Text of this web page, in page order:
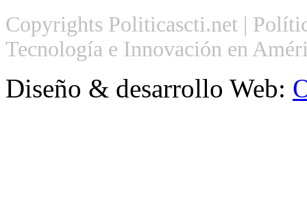
Copyrights Politicascti.net |
Tecnología e Innovación en
Diseño & desarrollo Web: